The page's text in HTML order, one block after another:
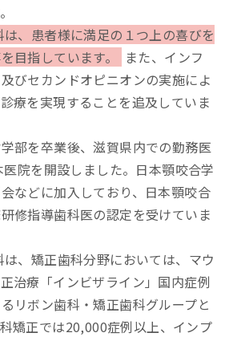
、患者様に満足の１つ上の喜びを
目指しています。
また、インフ
びセカンドオピニオンの実施によ
療を実現することを追及していま
部を卒業後、滋賀県内での勤務医
院を開設しました。日本顎咬合学
などに加入しており、日本顎咬合
修指導歯科医の認定を受けていま
、矯正歯科分野においては、マウ
治療「インビザライン」国内症例
リボン歯科・矯正歯科グループと
矯正では20,000症例以上、インプ